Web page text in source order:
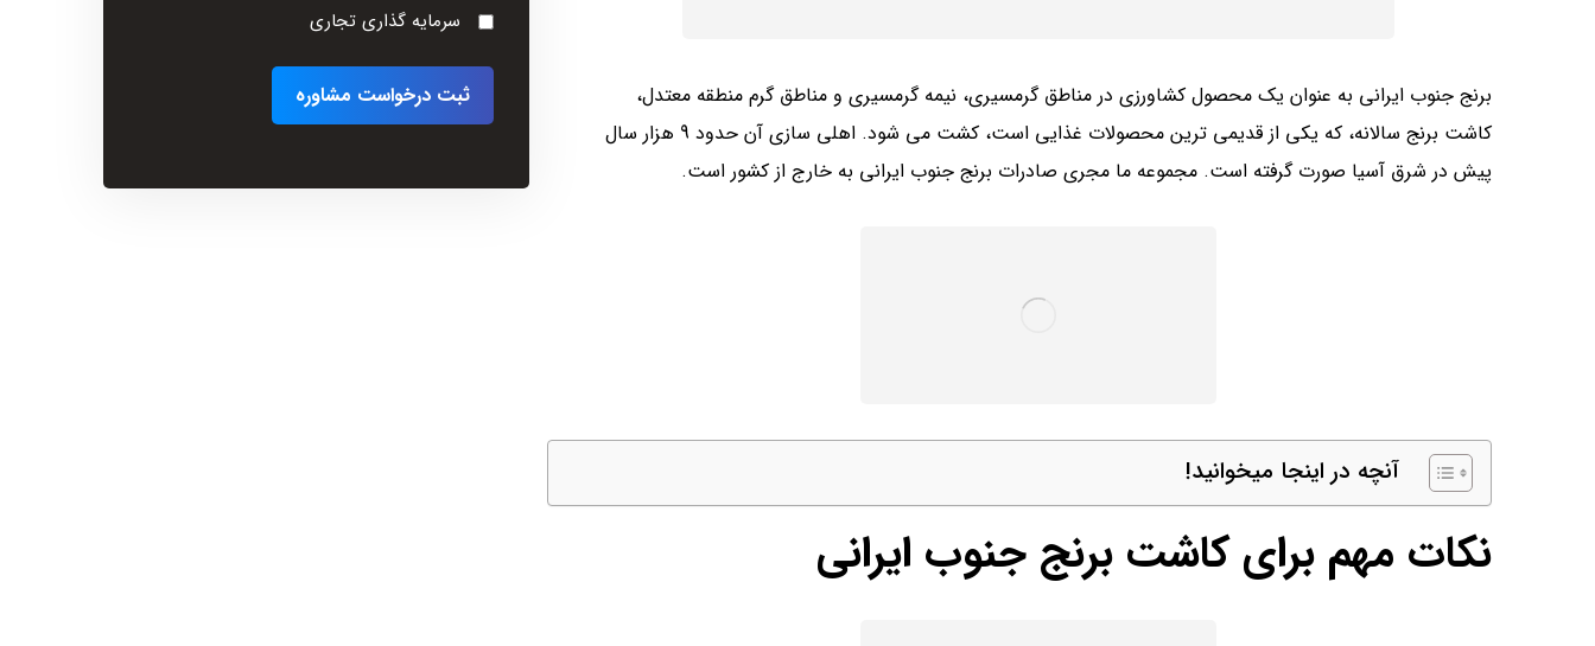
برنج جنوب ایرانی به عنوان یک محصول کشاورزی در مناطق گرمسیری، نیمه گرمسیری و مناطق گرم منطقه معتدل،
کاشت برنج سالانه، که یکی از قدیمی ترین محصولات غذایی است، کشت می شود. اهلی سازی آن حدود 9 هزار سال
پیش در شرق آسیا صورت گرفته است. مجموعه ما مجری صادرات برنج جنوب ایرانی به خارج از کشور است.
آنچه در اینجا میخوانید!
نکات مهم برای کاشت برنج جنوب ایرانی
سرمایه گذاری تجاری